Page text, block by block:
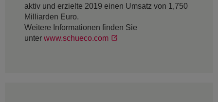
aktiv und erzielte 2019 einen Umsatz von 1,750
Milliarden Euro.
Weitere Informationen finden Sie
unter www.schueco.com